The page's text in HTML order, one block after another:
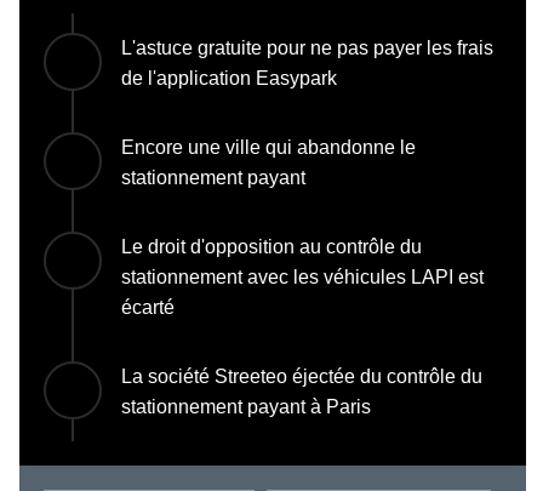
L'astuce gratuite pour ne pas payer les frais
de l'application Easypark
Encore une ville qui abandonne le
stationnement payant
Le droit d'opposition au contrôle du
stationnement avec les véhicules LAPI est
écarté
La société Streeteo éjectée du contrôle du
stationnement payant à Paris